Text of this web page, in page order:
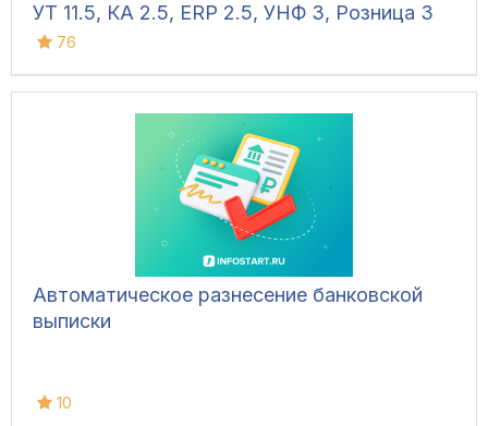
УТ 11.5, КА 2.5, ERP 2.5, УНФ 3, Розница 3
76
Автоматическое разнесение банковской
выписки
10